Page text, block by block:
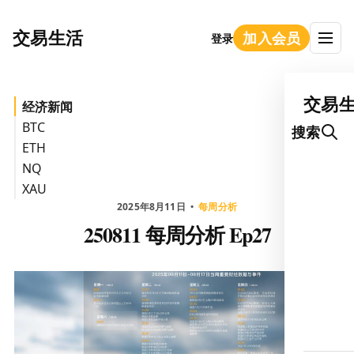
交易生活 登录 加入会员
交易
搜索
经济新闻
BTC
ETH
NQ
XAU
2025年8月11日 每周分析
250811 每周分析 Ep27